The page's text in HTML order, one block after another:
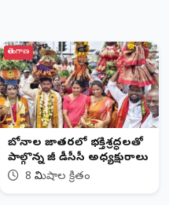
తెలంగాణ
బోనాల జాతరలో భక్తిశ్రద్ధలతో
పాల్గొన్న మాజీ డీసీసీ అధ్యక్షురాలు
8 నిమిషాల క్రితం